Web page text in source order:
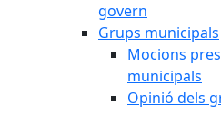
govern
Grups municipals
Mocions
municipals
Opinió dels